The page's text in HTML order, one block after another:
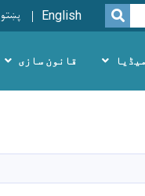
SEARCH
English پښتو
میڈیا قانون سازی